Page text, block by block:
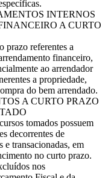
INTERNOS
A CURTO
prazo referentes a
financeiro,
ao arrendador
a propriedade,
do bem arrendado.
A CURTO PRAZO
tomados possuem
decorrentes de
e transacionadas, em
no curto prazo.
nos